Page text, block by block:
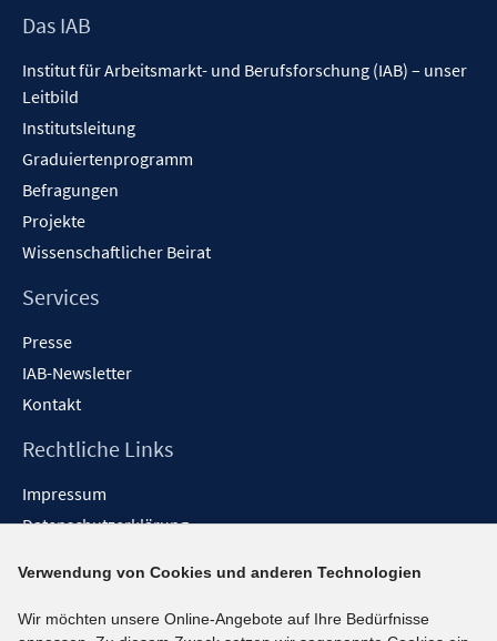
Footer
Das IAB
Institut für Arbeitsmarkt- und Berufsforschung (IAB) – unser
Leitbild
Institutsleitung
Graduiertenprogramm
Befragungen
Projekte
Wissenschaftlicher Beirat
Services
Presse
IAB-Newsletter
Kontakt
Rechtliche Links
Impressum
Datenschutzerklärung
Barrieren melden
Social-Media-Kanäle
Verwendung von Cookies und anderen Technologien
Wir möchten unsere Online-Angebote auf Ihre Bedürfnisse